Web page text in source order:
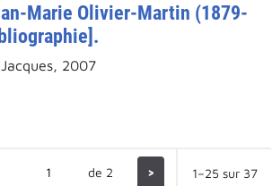
Marie Olivier-Martin (1879-
Jacques, 2007
de 2 > 1–25 sur 37